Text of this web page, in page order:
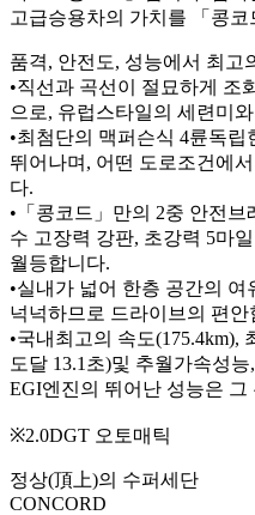
고급승용차의 가치를 「콩
품격, 안전도, 성능에서 최고
•직선과 곡선이 절묘하게 조
으로, 유럽스타일의 세련미
•최첨단의 맥퍼슨식 4륜독립
뛰어나며, 어떤 도로조건에
다.
•「콩코드」만의 2중 안전
수 고장력 강판, 초강력 5마
월등합니다.
•실내가 넓어 한층 공간의
넉넉하므로 드라이브의 편
•국내최고의 속도(175.4km),
도달 13.1초)및 추월가속성
EGI엔진의 뛰어난 성능은
※2.0DGT 오토매틱
정상(頂上)의 수퍼세단
CONCORD